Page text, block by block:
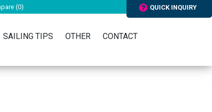
(0) QUICK INQUIRY
SAILING TIPS OTHER CONTACT